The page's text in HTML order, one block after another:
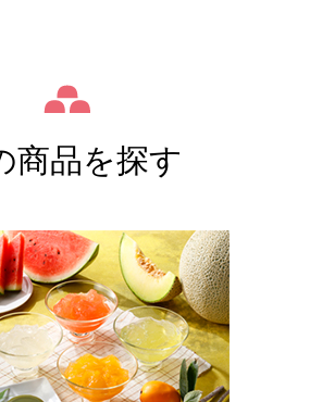
商品を探す